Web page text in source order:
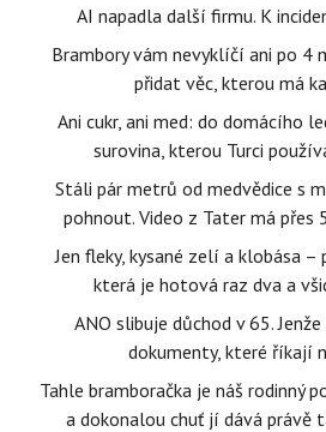
AI napadla další firmu. K
Brambory vám nevyklíčí ani po 4
přidat věc, kterou má
Ani cukr, ani med: do domácího
surovina, kterou Turci
Stáli pár metrů od medvědice s
pohnout. Video z Tater má
Jen fleky, kysané zelí a klobása –
která je hotová raz dva a
ANO slibuje důchod v 65.
dokumenty, které říkají
Tahle bramboračka je náš rodinný
a dokonalou chuť jí dává právě